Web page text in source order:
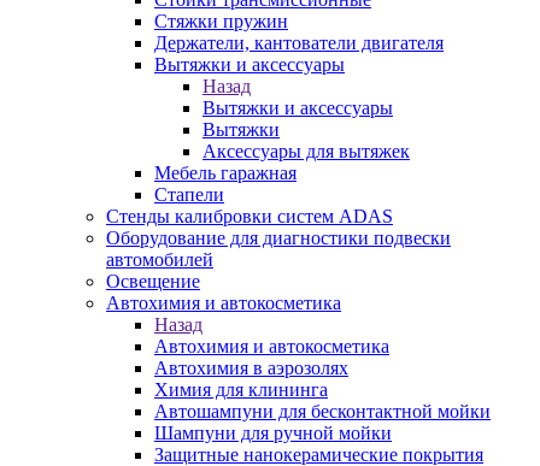
Стяжки пружин
Держатели, кантователи двигателя
Вытяжки и аксессуары
Назад
Вытяжки и аксессуары
Вытяжки
Аксессуары для вытяжек
Мебель гаражная
Стапели
Стенды калибровки систем ADAS
Оборудование для диагностики подвески
автомобилей
Освещение
Автохимия и автокосметика
Назад
Автохимия и автокосметика
Автохимия в аэрозолях
Химия для клининга
Автошампуни для бесконтактной мойки
Шампуни для ручной мойки
Защитные нанокерамические покрытия